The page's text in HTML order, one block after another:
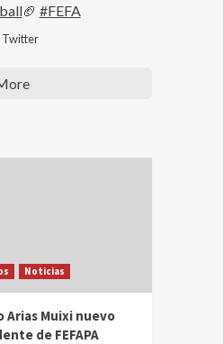
🏈 #FEFA
Twitter
Noticias
Arias Muixi nuevo
de FEFAPA